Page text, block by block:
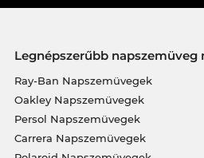
Legnépszerűbb napszemüveg
Ray-Ban Napszemüvegek
Oakley Napszemüvegek
Persol Napszemüvegek
Carrera Napszemüvegek